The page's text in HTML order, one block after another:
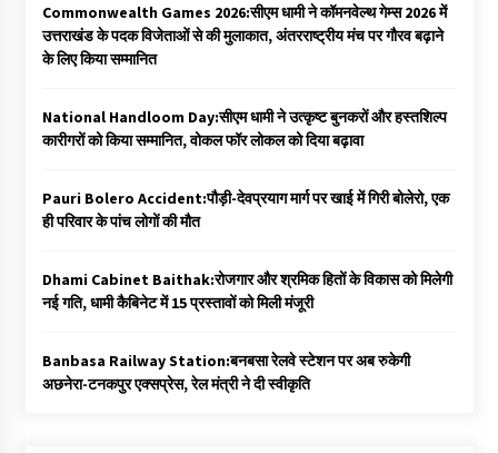
Commonwealth Games 2026:सीएम धामी ने कॉमनवेल्थ गेम्स 2026 में
उत्तराखंड के पदक विजेताओं से की मुलाकात, अंतरराष्ट्रीय मंच पर गौरव बढ़ाने
के लिए किया सम्मानित
National Handloom Day:सीएम धामी ने उत्कृष्ट बुनकरों और हस्तशिल्प
कारीगरों को किया सम्मानित, वोकल फॉर लोकल को दिया बढ़ावा
Pauri Bolero Accident:पौड़ी-देवप्रयाग मार्ग पर खाई में गिरी बोलेरो, एक
ही परिवार के पांच लोगों की मौत
Dhami Cabinet Baithak:रोजगार और श्रमिक हितों के विकास को मिलेगी
नई गति, धामी कैबिनेट में 15 प्रस्तावों को मिली मंजूरी
Banbasa Railway Station:बनबसा रेलवे स्टेशन पर अब रुकेगी
अछनेरा-टनकपुर एक्सप्रेस, रेल मंत्री ने दी स्वीकृति